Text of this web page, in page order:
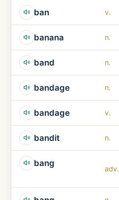
ban v.
banana n.
band n.
bandage n.
bandage v.
bandit n.
bang
adv.